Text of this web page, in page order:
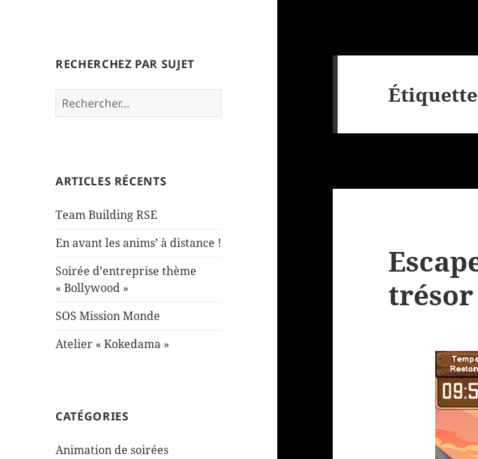
Korporate Events
– Nos actualités –
ArchiteKte de vos événements
RECHERCHEZ PAR SUJET
Rechercher :
ARTICLES RÉCENTS
Team Building RSE
En avant les anims’ à distance !
Soirée d’entreprise thème
« Bollywood »
SOS Mission Monde
Atelier « Kokedama »
CATÉGORIES
Animation de soirées
trésor